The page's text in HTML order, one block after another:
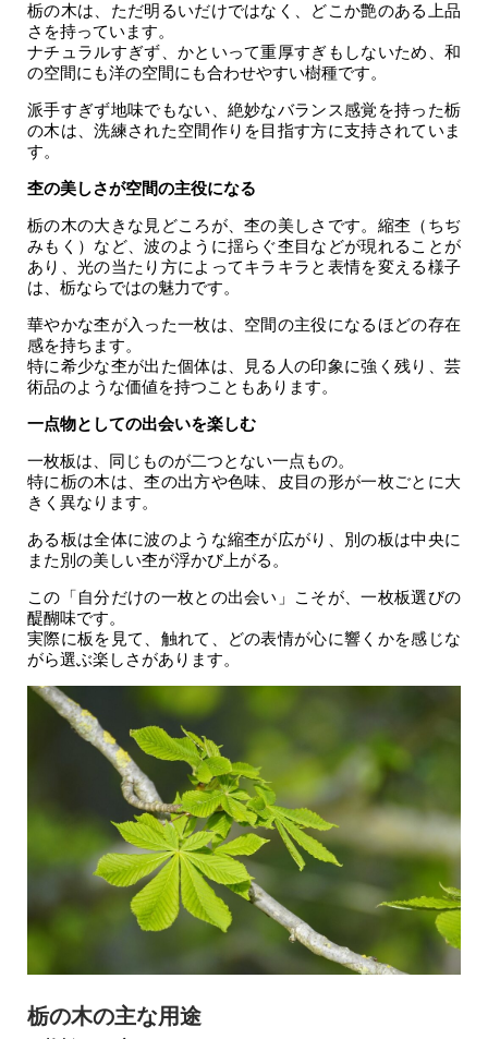
栃の木は、ただ明るいだけではなく、どこか艶のある上品
さを持っています。
ナチュラルすぎず、かといって重厚すぎもしないため、和
の空間にも洋の空間にも合わせやすい樹種です。
派手すぎず地味でもない、絶妙なバランス感覚を持った栃
の木は、洗練された空間作りを目指す方に支持されていま
す。
杢の美しさが空間の主役になる
栃の木の大きな見どころが、杢の美しさです。縮杢（ちぢ
みもく）など、波のように揺らぐ杢目などが現れることが
あり、光の当たり方によってキラキラと表情を変える様子
は、栃ならではの魅力です。
華やかな杢が入った一枚は、空間の主役になるほどの存在
感を持ちます。
特に希少な杢が出た個体は、見る人の印象に強く残り、芸
術品のような価値を持つこともあります。
一点物としての出会いを楽しむ
一枚板は、同じものが二つとない一点もの。
特に栃の木は、杢の出方や色味、皮目の形が一枚ごとに大
きく異なります。
ある板は全体に波のような縮杢が広がり、別の板は中央に
また別の美しい杢が浮かび上がる。
この「自分だけの一枚との出会い」こそが、一枚板選びの
醍醐味です。
実際に板を見て、触れて、どの表情が心に響くかを感じな
がら選ぶ楽しさがあります。
栃の木の主な用途